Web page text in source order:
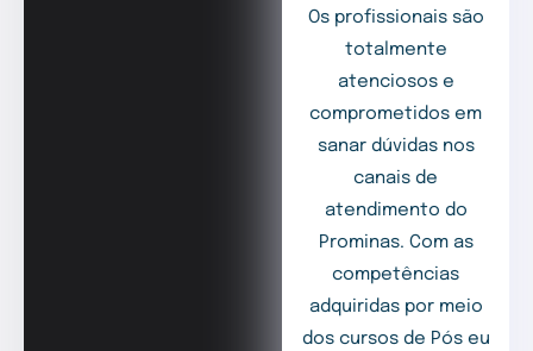
Os profissionais são
totalmente
atenciosos e
comprometidos em
sanar dúvidas nos
canais de
atendimento do
Prominas. Com as
competências
adquiridas por meio
dos cursos de Pós eu